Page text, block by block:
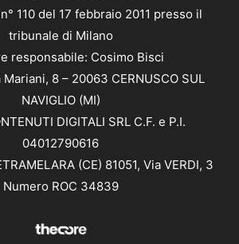
110 del 17 febbraio 2011 presso il
tribunale di Milano
responsabile: Cosimo Bisci
8 – 20063 CERNUSCO SUL
NAVIGLIO (MI)
DIGITALI SRL C.F. e P.I.
04012790616
(CE) 81051, Via VERDI, 3
Numero ROC 34839